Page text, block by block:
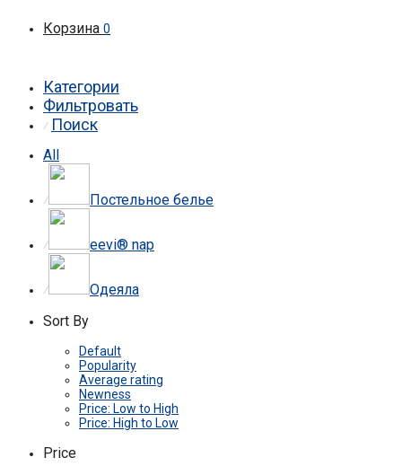
Корзина 0
Категории
Фильтровать
⁄ Поиск
All
⁄ Постельное белье
⁄ eevi® nap
⁄
Одеяла
Sort By
Default
Popularity
Average rating
Newness
Price: Low to High
Price: High to Low
Price